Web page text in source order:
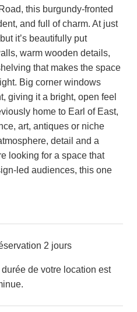
this burgundy-fronted
and full of charm. At just
it’s beautifully put
warm wooden details,
that makes the space
Big corner windows
giving it a bright, open feel
home to Earl of East,
art, antiques or niche
detail and a
looking for a space that
led audiences, this one
2 jours
de votre location est